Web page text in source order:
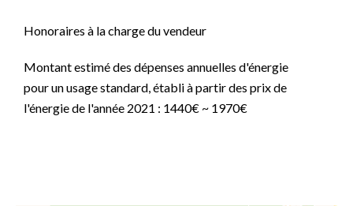
Honoraires à la charge du vendeur
Montant estimé des dépenses annuelles d'énergie
pour un usage standard, établi à partir des prix de
l'énergie de l'année 2021 : 1440€ ~ 1970€